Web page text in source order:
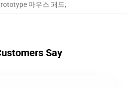
마우스 패드,
Say